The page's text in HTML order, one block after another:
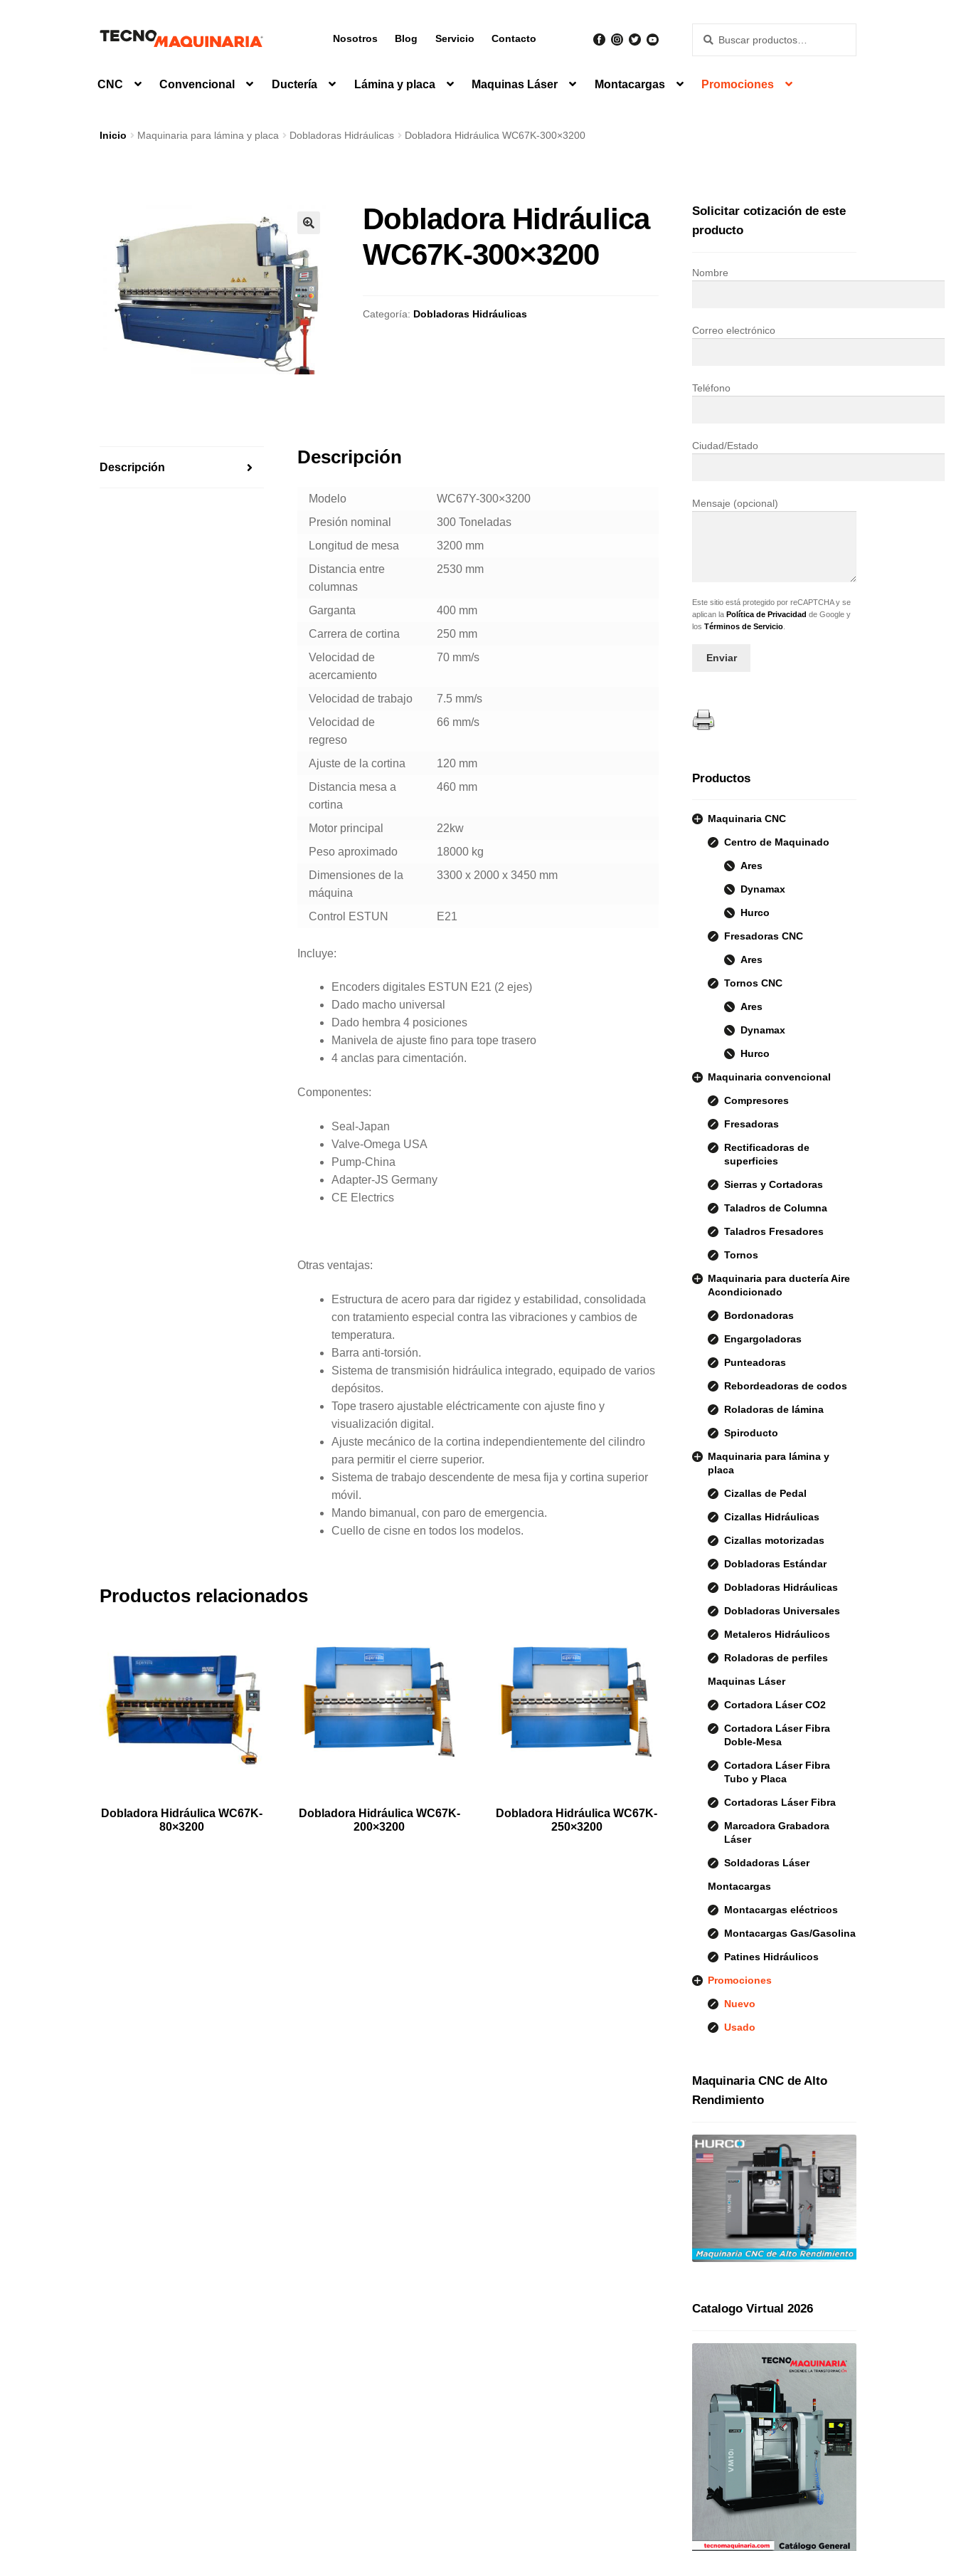
navegación
Nosotros Blog Servicio Contacto
por:
CNC Convencional Ductería Lámina y placa Maquinas Láser Montacargas Promociones
Inicio Maquinaria para lámina y placa Dobladoras Hidráulicas Dobladora Hidráulica WC67K-300×3200
Dobladora Hidráulica
WC67K-300×3200
Categoría: Dobladoras Hidráulicas
Descripción
Descripción
Modelo
WC67Y-300×3200
Presión nominal
300 Toneladas
Longitud de mesa
3200 mm
Distancia entre
columnas
2530 mm
Garganta
400 mm
Carrera de cortina
250 mm
Velocidad de
acercamiento
70 mm/s
Velocidad de trabajo
7.5 mm/s
Velocidad de
regreso
66 mm/s
Ajuste de la cortina
120 mm
Distancia mesa a
cortina
460 mm
Motor principal
22kw
Peso aproximado
18000 kg
Dimensiones de la
máquina
3300 x 2000 x 3450 mm
Control ESTUN E21
Incluye:
Encoders digitales ESTUN E21 (2 ejes)
Dado macho universal
Dado hembra 4 posiciones
Manivela de ajuste fino para tope trasero
4 anclas para cimentación.
Componentes:
Seal-Japan
Valve-Omega USA
Pump-China
Adapter-JS Germany
CE Electrics
Otras ventajas:
Estructura de acero para dar rigidez y estabilidad, consolidada
con tratamiento especial contra las vibraciones y cambios de
temperatura.
Barra anti-torsión.
Sistema de transmisión hidráulica integrado, equipado de varios
depósitos.
Tope trasero ajustable eléctricamente con ajuste fino y
visualización digital.
Ajuste mecánico de la cortina independientemente del cilindro
para permitir el cierre superior.
Sistema de trabajo descendente de mesa fija y cortina superior
móvil.
Mando bimanual, con paro de emergencia.
Cuello de cisne en todos los modelos.
Productos relacionados
Dobladora Hidráulica WC67K-
80×3200
Dobladora Hidráulica WC67K-
200×3200
Dobladora Hidráulica WC67K-
250×3200
Solicitar cotización de este
producto
Nombre
Correo electrónico
Teléfono
Ciudad/Estado
Mensaje (opcional)
Este sitio está protegido por reCAPTCHA y se
aplican la Política de Privacidad de Google y
los Términos de Servicio.
Productos
Maquinaria CNC
Centro de Maquinado
Ares
Dynamax
Hurco
Fresadoras CNC
Ares
Tornos CNC
Ares
Dynamax
Hurco
Maquinaria convencional
Compresores
Fresadoras
Rectificadoras de
superficies
Sierras y Cortadoras
Taladros de Columna
Taladros Fresadores
Tornos
Maquinaria para ductería Aire
Acondicionado
Bordonadoras
Engargoladoras
Punteadoras
Rebordeadoras de codos
Roladoras de lámina
Spiroducto
Maquinaria para lámina y
placa
Cizallas de Pedal
Cizallas Hidráulicas
Cizallas motorizadas
Dobladoras Estándar
Dobladoras Hidráulicas
Dobladoras Universales
Metaleros Hidráulicos
Roladoras de perfiles
Maquinas Láser
Cortadora Láser CO2
Cortadora Láser Fibra
Doble-Mesa
Cortadora Láser Fibra
Tubo y Placa
Cortadoras Láser Fibra
Marcadora Grabadora
Láser
Soldadoras Láser
Montacargas
Montacargas eléctricos
Montacargas Gas/Gasolina
Patines Hidráulicos
Promociones
Nuevo
Usado
Maquinaria CNC de Alto
Rendimiento
Catalogo Virtual 2026